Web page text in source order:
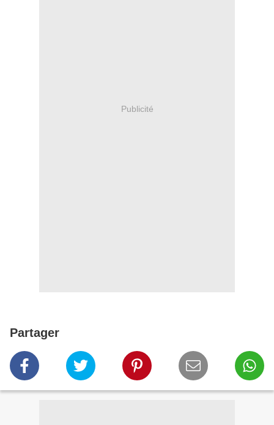
Publicité
Partager